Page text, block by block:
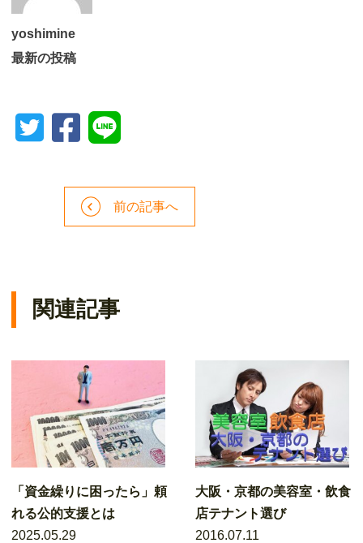
yoshimine
最新の投稿
前の記事へ
関連記事
「資金繰りに困ったら」頼
れる公的支援とは
2025.05.29
大阪・京都の美容室・飲食
店テナント選び
2016.07.11